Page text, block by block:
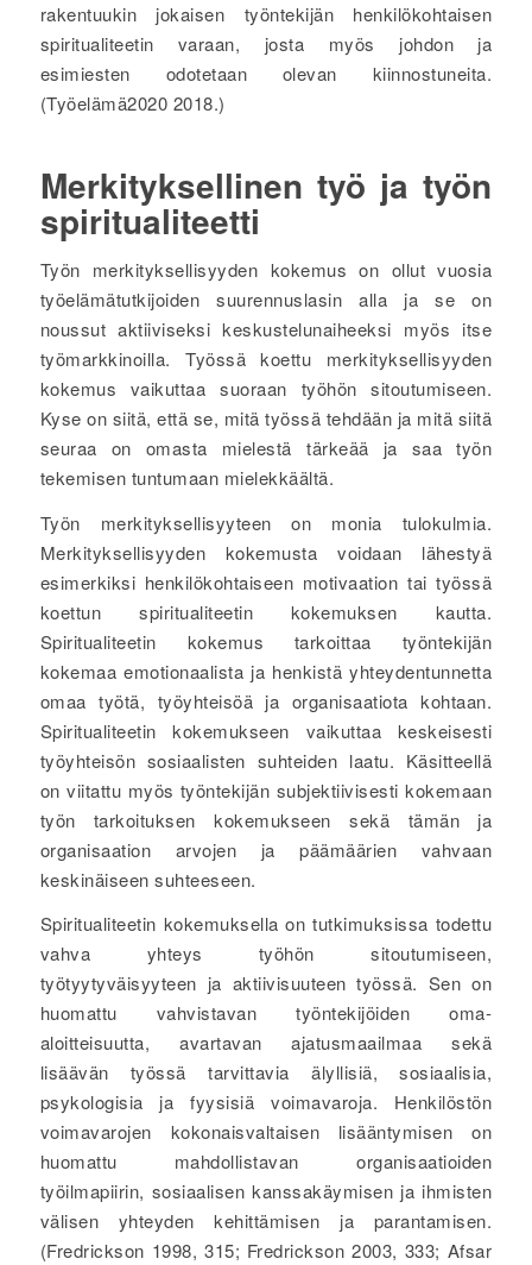
rakentuukin jokaisen työntekijän henkilökohtaisen
spiritualiteetin varaan, josta myös johdon ja
esimiesten odotetaan olevan kiinnostuneita.
(Työelämä2020 2018.)
Merkityksellinen työ ja työn
spiritualiteetti
Työn merkityksellisyyden kokemus on ollut vuosia
työelämätutkijoiden suurennuslasin alla ja se on
noussut aktiiviseksi keskustelunaiheeksi myös itse
työmarkkinoilla. Työssä koettu merkityksellisyyden
kokemus vaikuttaa suoraan työhön sitoutumiseen.
Kyse on siitä, että se, mitä työssä tehdään ja mitä siitä
seuraa on omasta mielestä tärkeää ja saa työn
tekemisen tuntumaan mielekkäältä.
Työn merkityksellisyyteen on monia tulokulmia.
Merkityksellisyyden kokemusta voidaan lähestyä
esimerkiksi henkilökohtaiseen motivaation tai työssä
koettun spiritualiteetin kokemuksen kautta.
Spiritualiteetin kokemus tarkoittaa työntekijän
kokemaa emotionaalista ja henkistä yhteydentunnetta
omaa työtä, työyhteisöä ja organisaatiota kohtaan.
Spiritualiteetin kokemukseen vaikuttaa keskeisesti
työyhteisön sosiaalisten suhteiden laatu. Käsitteellä
on viitattu myös työntekijän subjektiivisesti kokemaan
työn tarkoituksen kokemukseen sekä tämän ja
organisaation arvojen ja päämäärien vahvaan
keskinäiseen suhteeseen.
Spiritualiteetin kokemuksella on tutkimuksissa todettu
vahva yhteys työhön sitoutumiseen,
työtyytyväisyyteen ja aktiivisuuteen työssä. Sen on
huomattu vahvistavan työntekijöiden oma-
aloitteisuutta, avartavan ajatusmaailmaa sekä
lisäävän työssä tarvittavia älyllisiä, sosiaalisia,
psykologisia ja fyysisiä voimavaroja. Henkilöstön
voimavarojen kokonaisvaltaisen lisääntymisen on
huomattu mahdollistavan organisaatioiden
työilmapiirin, sosiaalisen kanssakäymisen ja ihmisten
välisen yhteyden kehittämisen ja parantamisen.
(Fredrickson 1998, 315; Fredrickson 2003, 333; Afsar